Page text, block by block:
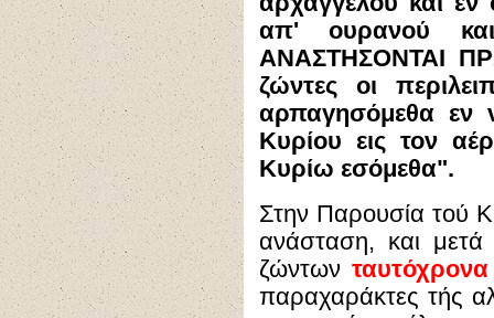
απ' ουρανού
ΑΝΑΣΤΗΣΟΝΤΑΙ
ζώντες οι
αρπαγησόμεθα εν
Κυρίου εις τον
Κυρίω εσόμεθα".
Στην Παρουσία τού
ανάσταση, και
ζώντων
παραχαράκτες τής